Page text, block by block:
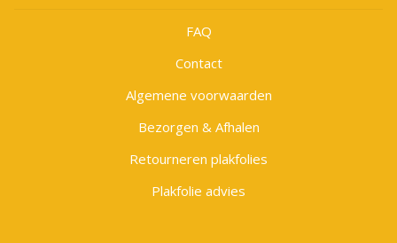
FAQ
Contact
Algemene voorwaarden
Bezorgen & Afhalen
Retourneren plakfolies
Plakfolie advies